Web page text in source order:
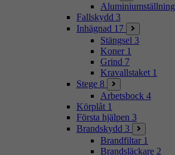
Aluminiumställning
Fallskydd 3
Inhägnad 17
Stängsel 3
Koner 1
Grind 7
Kravallstaket 1
Stege 8
Arbetsbock 4
Körplåt 1
Första hjälpen 3
Brandskydd 3
Brandfiltar 1
Brandsläckare 2